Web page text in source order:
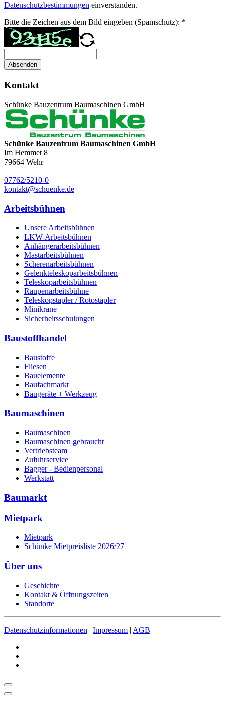
Datenschutzbestimmungen einverstanden.
Bitte die Zeichen aus dem Bild eingeben (Spamschutz): *
Absenden
Kontakt
Schünke Bauzentrum Baumaschinen GmbH
Schünke Bauzentrum Baumaschinen GmbH
Im Hemmet 8
79664 Wehr
07762/5210-0
kontakt@schuenke.de
Arbeitsbühnen
Unsere Arbeitsbühnen
LKW-Arbeitsbühnen
Anhängerarbeitsbühnen
Mastarbeitsbühnen
Scherenarbeitsbühnen
Gelenkteleskoparbeitsbühnen
Teleskoparbeitsbühnen
Raupenarbeitsbühne
Teleskopstapler / Rotostapler
Minikrane
Sicherheitsschulungen
Baustoffhandel
Baustoffe
Fliesen
Bauelemente
Baufachmarkt
Baugeräte + Werkzeug
Baumaschinen
Baumaschinen
Baumaschinen gebraucht
Vertriebsteam
Zufuhrservice
Bagger - Bedienpersonal
Werkstatt
Baumarkt
Mietpark
Mietpark
Schünke Mietpreisliste 2026/27
Über uns
Geschichte
Kontakt & Öffnungszeiten
Standorte
Datenschutzinformationen | Impressum | AGB